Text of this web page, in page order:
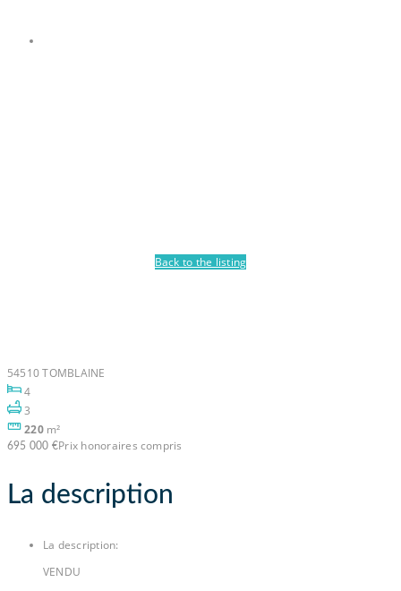
Back to the listing
54510 TOMBLAINE
4
3
220 m²
695 000 €Prix honoraires compris
La description
La description:
VENDU